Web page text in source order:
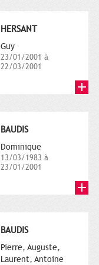
HERSANT
Guy
23/01/2001 à
22/03/2001
BAUDIS
Dominique
13/03/1983 à
23/01/2001
BAUDIS
Pierre, Auguste,
Laurent, Antoine